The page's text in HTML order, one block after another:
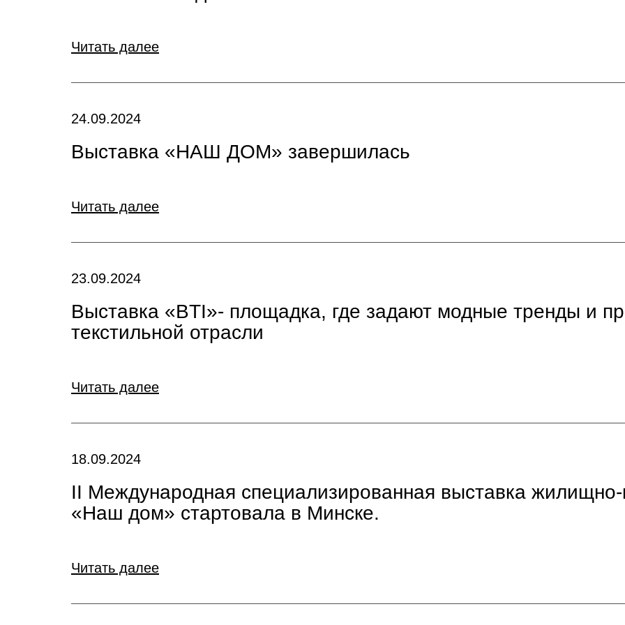
Читать далее
24.09.2024
Выставка «НАШ ДОМ» завершилась
Читать далее
23.09.2024
Выставка «BTI»- площадка, где задают модные тренды и
текстильной отрасли
Читать далее
18.09.2024
II Международная специализированная выставка жилищно-
«Наш дом» стартовала в Минске.
Читать далее